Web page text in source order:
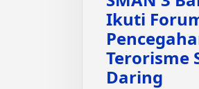
Ikuti
Terorisme
Daring